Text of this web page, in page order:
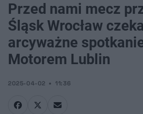
Motorem Lublin
Przed nami mecz
Śląsk Wrocław
arcyważne
Motorem Lublin
2025-04-02 11:36